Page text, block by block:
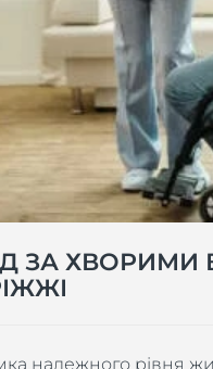
ЗА ХВОРИМИ
належного рівня